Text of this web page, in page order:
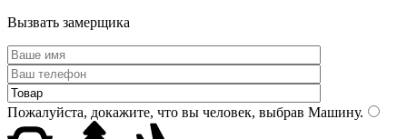
Вызвать замерщика
Пожалуйста, докажите, что вы человек, выбрав Машину.